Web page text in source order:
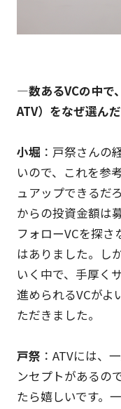
―数あるVCの中で
ATV）をなぜ選ん
小堀 ：戸祭さんの
いので、これを参
ュアップできるだ
からの投資金額は
フォローVCを探
はありました。し
いく中で、手厚く
進められるVCがよ
ただきました。
戸祭 ：ATVには、
ンセプトがあるの
たら嬉しいです。